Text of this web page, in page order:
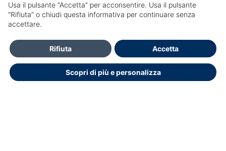
SailPortal 8.5.1 build 18
HELP DESK OPENDOCTOR
info@opendoctor.it
+39 089 934 00 01
+39 3348792286
Usa il pulsante “Accetta” per acconsentire. Usa il pulsante
“Rifiuta” o chiudi questa informativa per continuare senza
accettare.
Scopri di più e personalizza
Rifiuta Accetta